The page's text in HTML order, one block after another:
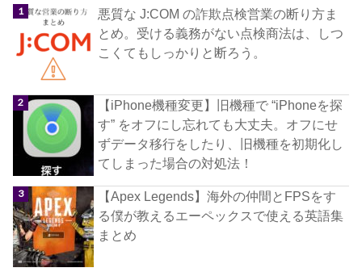
悪質な J:COM の詐欺点検営業の断り方ま
とめ。受ける義務がない点検商法は、しつ
こくてもしっかりと断ろう。
【iPhone機種変更】旧機種で “iPhoneを探
す” をオフにし忘れても大丈夫。オフにせ
ずデータ移行をしたり、旧機種を初期化し
てしまった場合の対処法！
【Apex Legends】海外の仲間とFPSをす
る僕が教えるエーペックスで使える英語集
まとめ